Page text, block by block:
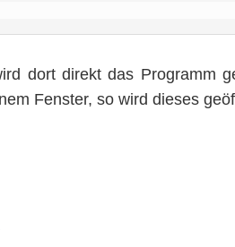
dort direkt das Programm
Fenster, so wird dieses